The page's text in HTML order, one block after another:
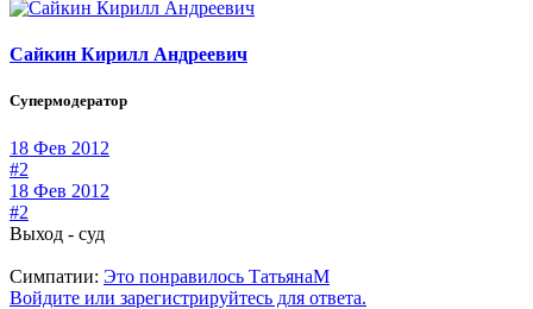
Сайкин Кирилл Андреевич
Супермодератор
18 Фев 2012
#2
18 Фев 2012
#2
Выход - суд
Симпатии: Это понравилось ТатьянаМ
Войдите или зарегистрируйтесь для ответа.